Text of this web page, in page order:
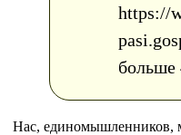
https://
больше
Нас, единомышленников,